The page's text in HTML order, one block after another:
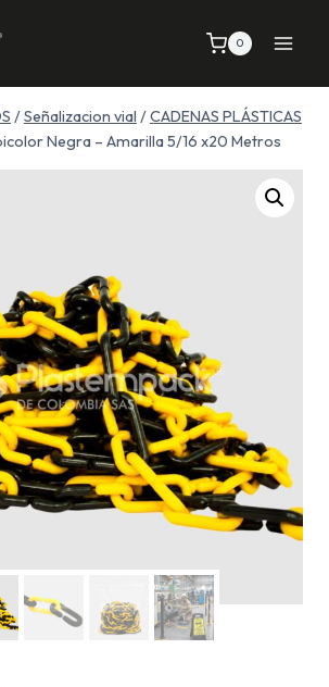
0
/Señalizacion vial /CADENAS PLÁSTICAS
Negra – Amarilla 5/16 x20 Metros